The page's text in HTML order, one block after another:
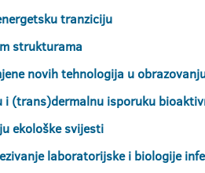
tranziciju
strukturama
novih tehnologija u
(trans)dermalnu isporuku
ekološke svijesti
laboratorijske i biologije